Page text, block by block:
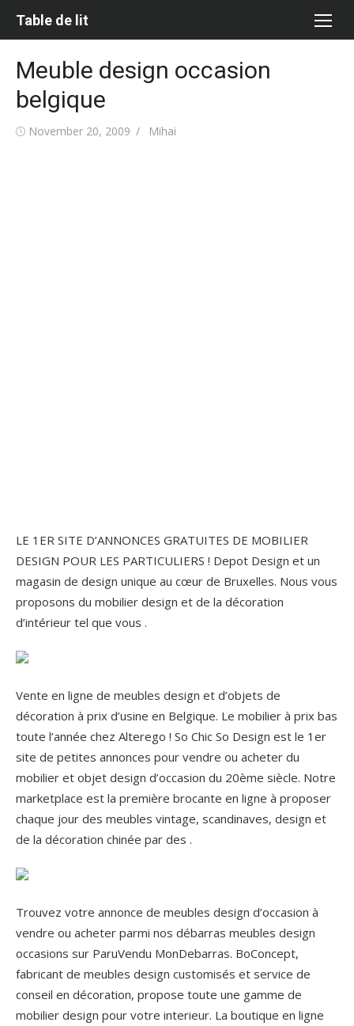
Table de lit
Meuble design occasion
belgique
Posted
November 20, 2009 Author
Mihai
LE 1ER SITE D’ANNONCES GRATUITES DE MOBILIER
DESIGN POUR LES PARTICULIERS ! Depot Design et un
magasin de design unique au cœur de Bruxelles. Nous vous
proposons du mobilier design et de la décoration
d’intérieur tel que vous .
Vente en ligne de meubles design et d’objets de
décoration à prix d’usine en Belgique. Le mobilier à prix bas
toute l’année chez Alterego ! So Chic So Design est le 1er
site de petites annonces pour vendre ou acheter du
mobilier et objet design d’occasion du 20ème siècle. Notre
marketplace est la première brocante en ligne à proposer
chaque jour des meubles vintage, scandinaves, design et
de la décoration chinée par des .
Trouvez votre annonce de meubles design d’occasion à
vendre ou acheter parmi nos débarras meubles design
occasions sur ParuVendu MonDebarras. BoConcept,
fabricant de meubles design customisés et service de
conseil en décoration, propose toute une gamme de
mobilier design pour votre interieur. La boutique en ligne